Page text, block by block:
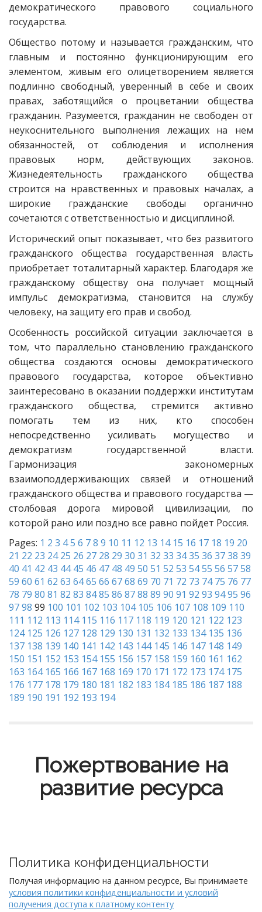
демократического правового социального
государства.
Общество потому и называется гражданским, что
главным и постоянно функционирующим его
элементом, живым его олицетворением является
подлинно свободный, уверенный в себе и своих
правах, заботящийся о процветании общества
гражданин. Разумеется, гражданин не свободен от
неукоснительного выполнения лежащих на нем
обязанностей, от соблюдения и исполнения
правовых норм, действующих законов.
Жизнедеятельность гражданского общества
строится на нравственных и правовых началах, а
широкие гражданские свободы органично
сочетаются с ответственностью и дисциплиной.
Исторический опыт показывает, что без развитого
гражданского общества государственная власть
приобретает тоталитарный характер. Благодаря же
гражданскому обществу она получает мощный
импульс демократизма, становится на службу
человеку, на защиту его прав и свобод.
Особенность российской ситуации заключается в
том, что параллельно становлению гражданского
общества создаются основы демократического
правового государства, которое объективно
заинтересовано в оказании поддержки институтам
гражданского общества, стремится активно
помогать тем из них, кто способен
непосредственно усиливать могущество и
демократизм государственной власти.
Гармонизация закономерных
взаимоподдерживающих связей и отношений
гражданского общества и правового государства —
столбовая дорога мировой цивилизации, по
которой рано или поздно все равно пойдет Россия.
Pages: 1 2 3 45 6 78 9 10 11 12 13 14 15 16 17 18 19 20
21 22 23 24 25 26 27 28 29 30 31 32 33 3435 36 3738 39
40 41 42 43 44 45 46 47 48 49 50 51 52 53 5455 56 5758
59 60 61 62 63 6465 66 6768 69 70 71 72 73 74 75 76 77
78 79 80 81 82 83 8485 86 8788 89 90 91 92 93 9495 96
9798 99 100 101 102 103 104 105 106 107 108 109 110
111 112 113 114 115 116 117 118 119 120 121 122 123
124 125 126 127 128 129 130 131 132 133 134 135 136
137 138 139 140 141 142 143 144 145 146 147 148 149
150 151 152 153 154 155 156 157 158 159 160 161 162
163 164 165 166 167 168 169 170 171 172 173 174 175
176 177 178 179 180 181 182 183 184 185 186 187 188
189 190 191 192 193 194
Пожертвование на
развитие ресурса
Политика конфиденциальности
Получая информацию на данном ресурсе, Вы принимаете
условия политики конфиденциальности и условий
получения доступа к платному контенту